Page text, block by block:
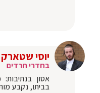
יוסי שטארק
בחדרי חרדים
אסון
בביתו, נקבע